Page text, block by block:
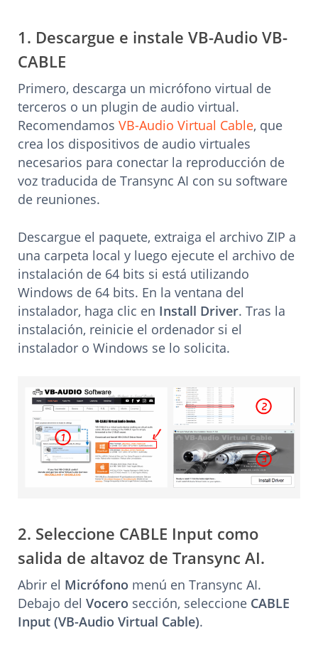
1. Descargue e instale VB-Audio VB-
CABLE
Primero, descarga un micrófono virtual de
terceros o un plugin de audio virtual.
Recomendamos VB-Audio Virtual Cable, que
crea los dispositivos de audio virtuales
necesarios para conectar la reproducción de
voz traducida de Transync AI con su software
de reuniones.
Descargue el paquete, extraiga el archivo ZIP a
una carpeta local y luego ejecute el archivo de
instalación de 64 bits si está utilizando
Windows de 64 bits. En la ventana del
instalador, haga clic en Install Driver. Tras la
instalación, reinicie el ordenador si el
instalador o Windows se lo solicita.
2. Seleccione CABLE Input como
salida de altavoz de Transync AI.
Abrir el Micrófono menú en Transync AI.
Debajo del Vocero sección, seleccione CABLE
Input (VB-Audio Virtual Cable).